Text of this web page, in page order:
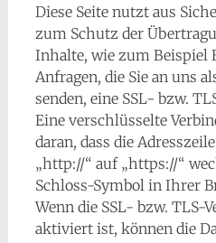
Diese Seite nutzt aus
zum Schutz der
Inhalte, wie zum Beispiel
Anfragen, die Sie an uns
senden, eine SSL- bzw.
Eine verschlüsselte
daran, dass die
„http://“ auf „https://“
Schloss-Symbol in Ihrer
Wenn die SSL- bzw. TLS-
aktiviert ist, können die